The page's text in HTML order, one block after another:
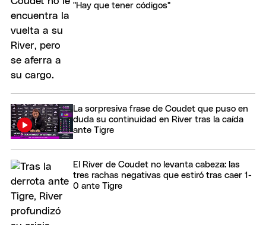
"Hay que tener códigos"
La sorpresiva frase de Coudet que puso en
duda su continuidad en River tras la caída
ante Tigre
El River de Coudet no levanta cabeza: las
tres rachas negativas que estiró tras caer 1-
0 ante Tigre